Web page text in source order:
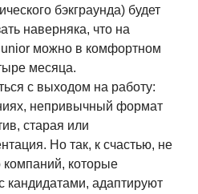
бэкграунда) будет
наверняка, что на
можно в комфортном
месяца.
с выходом на работу:
непривычный формат
старая или
Но так, к счастью, не
которые
адаптируют